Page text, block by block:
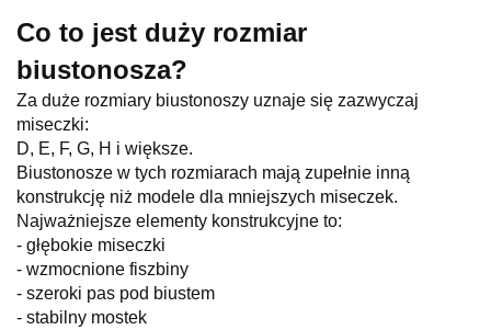
Co to jest duży rozmiar
biustonosza?
Za duże rozmiary biustonoszy uznaje się zazwyczaj
miseczki:
D, E, F, G, H i większe.
Biustonosze w tych rozmiarach mają zupełnie inną
konstrukcję niż modele dla mniejszych miseczek.
Najważniejsze elementy konstrukcyjne to:
- głębokie miseczki
- wzmocnione fiszbiny
- szeroki pas pod biustem
- stabilny mostek